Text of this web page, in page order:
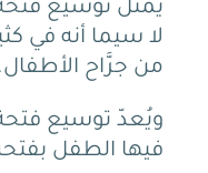
يُمثل توسيع
لا سيما أنه في
من جرَّاح الأطفال.
ويُعدّ توسيع فتحة
فيها الطفل